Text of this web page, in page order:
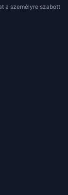
a személyre szabott